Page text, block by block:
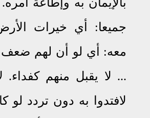
بالإيمان به وإطاعة
جميعا: أي خيرات
معه: أي لو أن لهم
... لا يقبل منهم كفداء.
لافتدوا به دون تردد لو